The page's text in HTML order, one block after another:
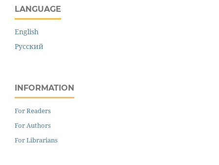
LANGUAGE
English
Русский
INFORMATION
For Readers
For Authors
For Librarians